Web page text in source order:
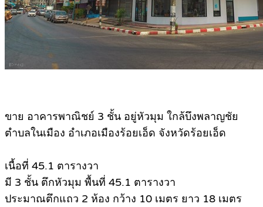
ขาย อาคารพาณิชย์ 3 ชั้น อยู่หัวมุม ใกล้บึงพลาญชัย
ตำบลในเมือง อำเภอเมืองร้อยเอ็ด จังหวัดร้อยเอ็ด
เนื้อที่ 45.1 ตารางวา
มี 3 ชั้น ตึกหัวมุม พื้นที่ 45.1 ตารางวา
ประมาณตึกแถว 2 ห้อง กว้าง 10 เมตร ยาว 18 เมตร